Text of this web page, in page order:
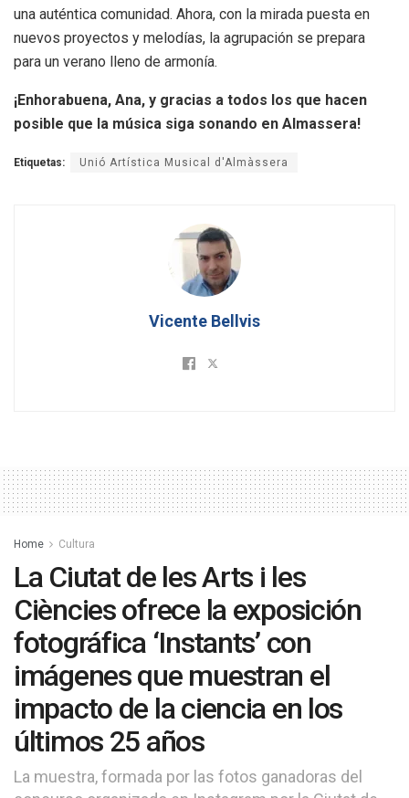
una auténtica comunidad. Ahora, con la mirada puesta en
nuevos proyectos y melodías, la agrupación se prepara
para un verano lleno de armonía.
¡Enhorabuena, Ana, y gracias a todos los que hacen
posible que la música siga sonando en Almassera!
Etiquetas: Unió Artística Musical d'Almàssera
Vicente Bellvis
Home Cultura
La Ciutat de les Arts i les
Ciències ofrece la exposición
fotográfica ‘Instants’ con
imágenes que muestran el
impacto de la ciencia en los
últimos 25 años
La muestra, formada por las fotos ganadoras del